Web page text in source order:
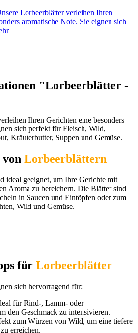
Lorbeerblätter verleihen Ihren
aromatische Note. Sie eignen sich
"Lorbeerblätter -
Ihren Gerichten eine besonders
sich perfekt für Fleisch, Wild,
Kräuterbutter, Suppen und Gemüse.
von Lorbeerblättern
ideal geeignet, um Ihre Gerichte mit
Aroma zu bereichern. Die Blätter sind
in Saucen und Eintöpfen oder zum
Wild und Gemüse.
für Lorbeerblätter
sich hervorragend für:
für Rind-, Lamm- oder
den Geschmack zu intensivieren.
zum Würzen von Wild, um eine tiefere
erreichen.